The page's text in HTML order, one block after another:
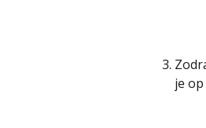
je op